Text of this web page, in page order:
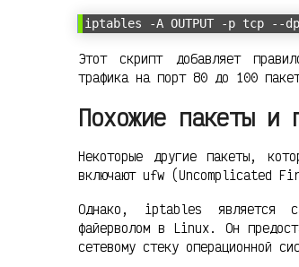
iptables -A OUTPUT -p tcp
Этот скрипт добавляет
трафика на порт 80 до 100
Похожие пакеты и
Некоторые другие пакеты,
включают ufw (Uncomplicated
Однако, iptables является
файерволом в Linux. Он
сетевому стеку операционной